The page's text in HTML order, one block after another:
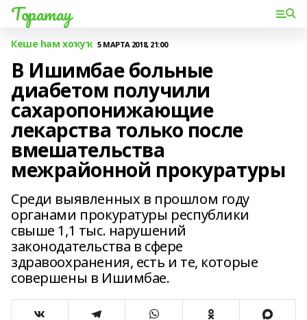
Торатау
Кеше һәм хоҡуҡ 5 МАРТА 2018, 21:00
В Ишимбае больные
диабетом получили
сахаропонижающие
лекарства только после
вмешательства
межрайонной прокуратуры
Среди выявленных в прошлом году
органами прокуратуры республики
свыше 1,1 тыс. нарушений
законодательства в сфере
здравоохранения, есть и те, которые
совершены в Ишимбае.